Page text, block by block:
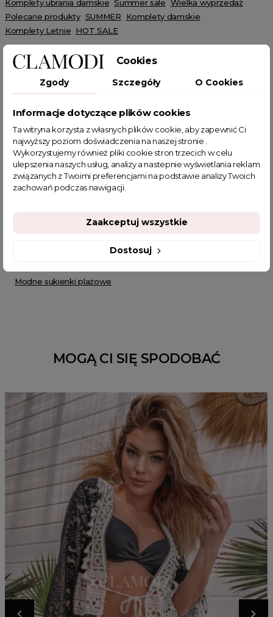
Komplety ubrania damskie Summer sale Wielka wyprzedaż
Polecane produkty SUMMER
Komplety damskie
Komplety Letnie HOT SALE
POWIĄZANE TAGI
komplet komplet na lato
komplet na wakacje
beżowy komplet
Narzutka
narzutka boho
komplet ażurowy
komplet letni
komplet na plażę
plażowy komplet
komplet beżowy
komplet dwuczęściowy damski
sklep z odzieżą damską
komplet damski ze spodniczka
Modne sukienki plażowe
MOGĄ CI SIĘ SPODOBAĆ
Cookies
Zgody Szczegóły O Cookies
Informacje dotyczące plików cookies
Ta witryna korzysta z własnych plików cookie, aby zapewnić Ci
najwyższy poziom doświadczenia na naszej stronie .
Wykorzystujemy również pliki cookie stron trzecich w celu
ulepszenia naszych usług, analizy a nastepnie wyświetlania reklam
związanych z Twoimi preferencjami na podstawie analizy Twoich
zachowań podczas nawigacji.
Dostosuj
Zaakceptuj wszystkie